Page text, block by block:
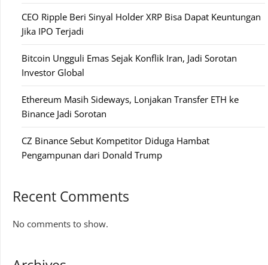
CEO Ripple Beri Sinyal Holder XRP Bisa Dapat Keuntungan
Jika IPO Terjadi
Bitcoin Ungguli Emas Sejak Konflik Iran, Jadi Sorotan
Investor Global
Ethereum Masih Sideways, Lonjakan Transfer ETH ke
Binance Jadi Sorotan
CZ Binance Sebut Kompetitor Diduga Hambat
Pengampunan dari Donald Trump
Recent Comments
No comments to show.